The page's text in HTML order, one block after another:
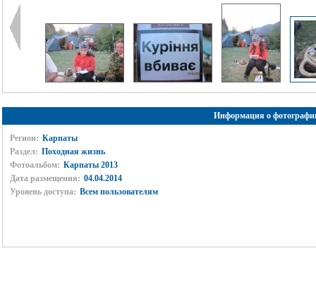
Информация о
Регион: Карпаты
Раздел: Походная жизнь
Фотоальбом: Карпаты 2013
Дата размещения: 04.04.2014
Уровень доступа: Всем пользователям